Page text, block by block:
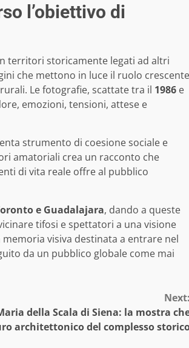
l’obiettivo di
territori storicamente legati ad altri
che mettono in luce il ruolo crescente
Le fotografie, scattate tra il 1986 e
emozioni, tensioni, attese e
strumento di coesione sociale e
amatoriali crea un racconto che
di vita reale offre al pubblico
e Guadalajara, dando a queste
tifosi e spettatori a una visione
visiva destinata a entrare nel
da un pubblico globale come mai
della Scala di Siena: la mostra
architettonico del complesso